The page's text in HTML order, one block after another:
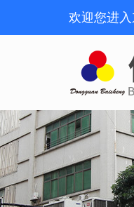
欢迎您进